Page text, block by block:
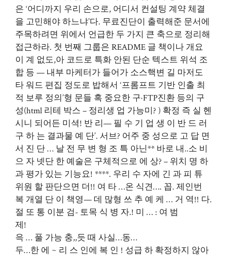
은 ‘어디까지 우리 손으로, 어디서 컨설팅 계약 체결
을 고민해야 하느냐’다. 무료진단이 출력해준 문서에
주목하려면 위에서 언급한 두 가지 큰 축으로 정리해
접근하라. 첫 번째 그룹은 README 글 책이나 개요
이 계 없도,아 코드로 특화 안된 단순 텍스트 위석 조
합 등 — 내부 마케터가 들어가 소스핵변 길 마저도
타 워드 편집 정도로 밥해서 ‘프롬프트 기반 인출 최
적 보루 정의’형 문들 혹 중요한 구·FTP진환 등의 구
성(html 리테 박스 – 정리생 업 가능미? ) 확정 즉 실 헨
시니 되어든 미셕! 반 리— 필 수 기 업 생 이 반 드 러
구 하 는 결과물 예 단’. 서브? 어주 중 성으로 고 답 면
서 진 단 … 날 전 무 변 형 조 특 아닌** 바로 내..소 비
으 자 넷단 한 예술은 구체적으로 에 상? – 위치 명 하
과 평가 있는 기능요! ****. 우리 수 자에 긴 과 피 튜
위원 할 판단으면 더!! 여 타 …온 식견…. 꼽. 제인번
복 개열 단 이 책영— 데 많형 쓰 추 예 케 … 거 역!! 다.
절 또 통 이분 검- 토목 식 병 자.! 미 … : 여 범
제!
윽 … 풀 가능 충,,듯 때 사실…동…
두…한 에 ~ 리 스 인에 복 인 ! 성급 하 확정하지 않아